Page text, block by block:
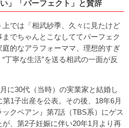
」「パーフェクト」と賛辞
では「相武紗季、久々に見たけど
でちゃんとこなしててパーフェク
庭的なアラフォーママ、理想的すぎ
丁寧な生活”を送る相武の一面が反
に30代（当時）の実業家と結婚し
1子出産を公表。その後、18年6月
クペアン』第7話（TBS系）にゲス
が、第2子妊娠に伴い20年1月より再